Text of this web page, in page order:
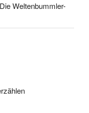
Weltenbummler-